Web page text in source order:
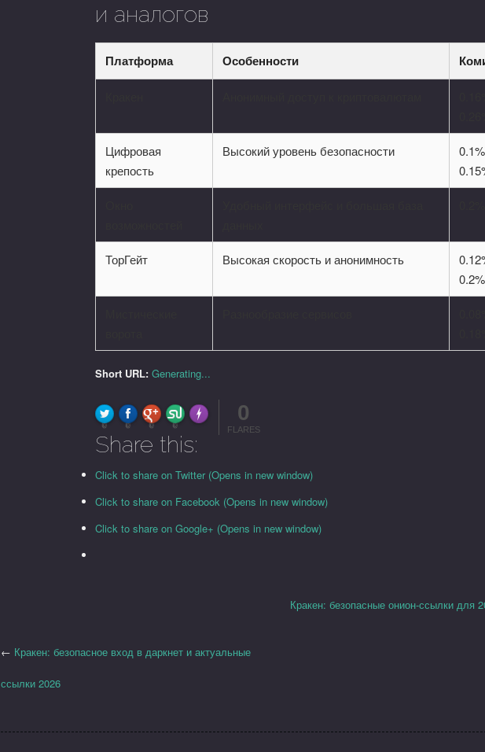
и аналогов
Платформа Особенности
Цифровая
крепость
Высокий уровень безопасности
ТорГейт Высокая скорость и анонимность
0.2%
Short URL: Generating...
0 0 0 0
Made with FLARE
0
FLARES
Share this:
Click to share on Twitter (Opens in new window)
Click to share on Facebook (Opens in new window)
Click to share on Google+ (Opens in new window)
Кракен: безопасные онион-ссылки для
← Кракен: безопасное вход в даркнет и актуальные
ссылки 2026